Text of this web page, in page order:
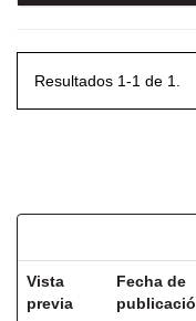
Resultados 1-1 de 1.
Vista
previa
Fecha de